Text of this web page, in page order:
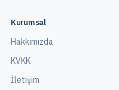
Kurumsal
Hakkımızda
KVKK
İletişim